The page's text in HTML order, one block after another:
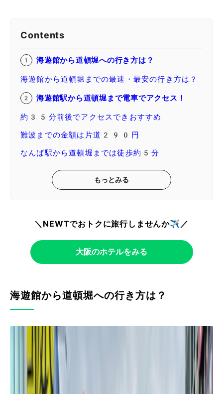
Contents
海遊館から道頓堀への行き方は？
海遊館から道頓堀までの最速・最安の行き方は？
海遊館駅から道頓堀まで電車でアクセス！
約35分前後でアクセスできおすすめ
難波までの金額は片道290円
なんば駅から道頓堀までは徒歩約5分
もっとみる
＼NEWTでおトクに旅行しませんか✈️／
大阪のホテルをみる
海遊館から道頓堀への行き方は？